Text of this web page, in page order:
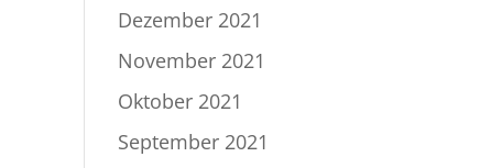
Dezember 2021
November 2021
Oktober 2021
September 2021